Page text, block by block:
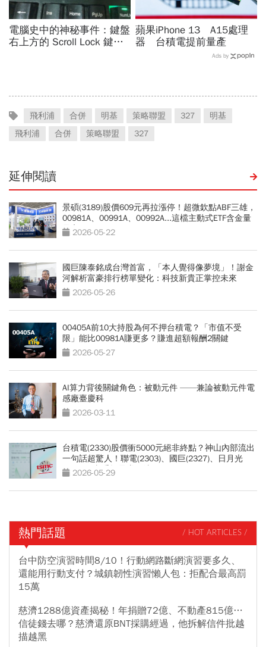
電腦史中的神秘事件：鍵盤
右上方的 Scroll Lock 鍵到
蘋果iPhone 13 A15處理
器 台積電提前量產
Ads by
飛利浦 合併 明基 策略聯盟 327
明基
飛利浦
合併 策略聯盟 327
延伸閱讀
景碩(3189)股價609元再拉漲停！超微欽點ABF三雄，
00981A、00991A、00992A...這檔主動式ETF含金量
最高2026-05-22
國巨陳泰銘成台灣首富，「本人覺得像夢境」！謝金
河解析富豪排行榜單變化：科技新貴正掌控未來
2026-05-26
00405A前10大持股為何不押台積電？「市值不受
限」能比00981A賺更多？賺進超額報酬2關鍵
2026-05-27
AI算力背後關鍵角色：被動元件 ——兼論被動元件電
感廠臺慶科
2026-03-11
台積電(2330)股價衝5000元絕非終點？神山內部流出
一句話超驚人！聯電(2303)、國巨(2327)、日月光
(3711)...老手揭最賺買法
2026-05-29
熱門話題 / HOT ARTICLES /
台中防空演習時間8/10！行動網路斷網演習要多久、
還能用行動支付？城鎮韌性演習懶人包：拒配合最高罰
15萬
慈濟1288億資產揭秘！年捐贈72億、不動產815億…
信徒錢去哪？慈濟還原BNT採購經過，他拆解信件批越
描越黑